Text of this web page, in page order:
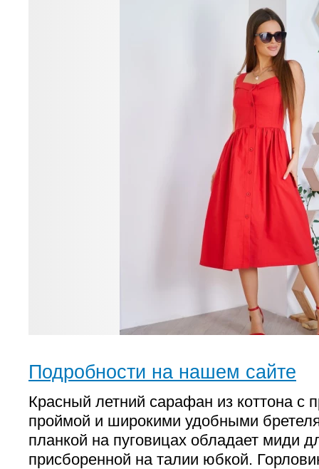
Подробности на нашем сайте
Красный летний сарафан из коттона с
проймой и широкими удобными
планкой на пуговицах обладает миди
присборенной на талии юбкой.